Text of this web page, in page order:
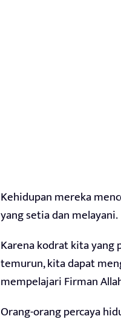
Kehidupan mereka
yang setia dan melayani.
Karena kodrat kita yang
temurun, kita dapat
mempelajari Firman
Orang-orang percaya